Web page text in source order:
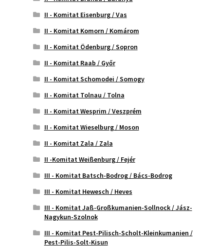
II - Komitat Eisenburg / Vas
II - Komitat Komorn / Komárom
II - Komitat Ödenburg / Sopron
II - Komitat Raab / Győr
II - Komitat Schomodei / Somogy
II - Komitat Tolnau / Tolna
II - Komitat Wesprim / Veszprém
II - Komitat Wieselburg / Moson
II - Komitat Zala / Zala
II -Komitat Weißenburg / Fejér
III - Komitat Batsch-Bodrog / Bács-Bodrog
III - Komitat Hewesch / Heves
III - Komitat Jaß-Großkumanien-Sollnock / Jász-
Nagykun-Szolnok
III - Komitat Pest-Pilisch-Scholt-Kleinkumanien /
Pest-Pilis-Solt-Kisun